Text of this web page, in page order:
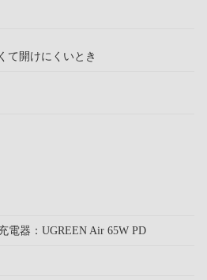
て開けにくいとき
電器：UGREEN Air 65W PD